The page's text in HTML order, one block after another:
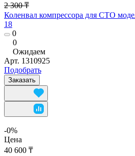
2 300 ₸
Коленвал компрессора для СТО
18
0
0
Ожидаем
Арт. 1310925
Подобрать
Заказать
-0%
Цена
40 600 ₸